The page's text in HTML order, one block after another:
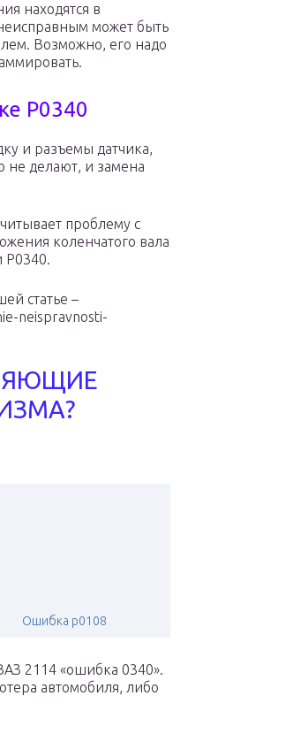
находятся в
может быть
Возможно, его надо
P0340
и разъемы датчика,
не делают, и замена
проблему с
коленчатого вала
P0340.
статье –
neispravnosti-
Ошибка p0108
2114 «ошибка 0340».
автомобиля, либо